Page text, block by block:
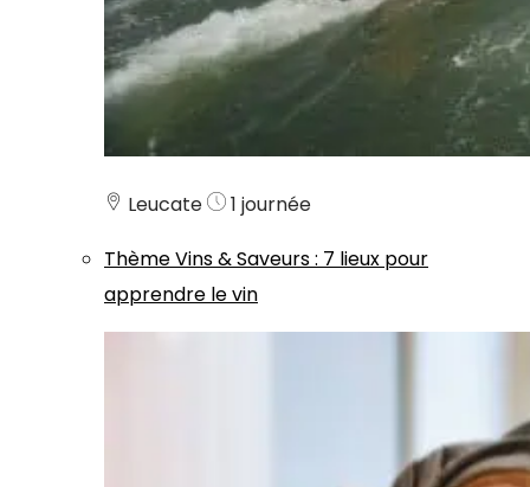
Leucate
1 journée
ThèmeVins & Saveurs: 7 lieux pour
apprendre le vin